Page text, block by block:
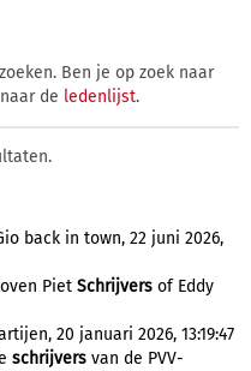
Ben je op zoek naar
de ledenlijst.
back in town, 22 juni 2026,
Piet Schrijvers of Eddy
20 januari 2026, 13:19:47
schrijvers van de PVV-